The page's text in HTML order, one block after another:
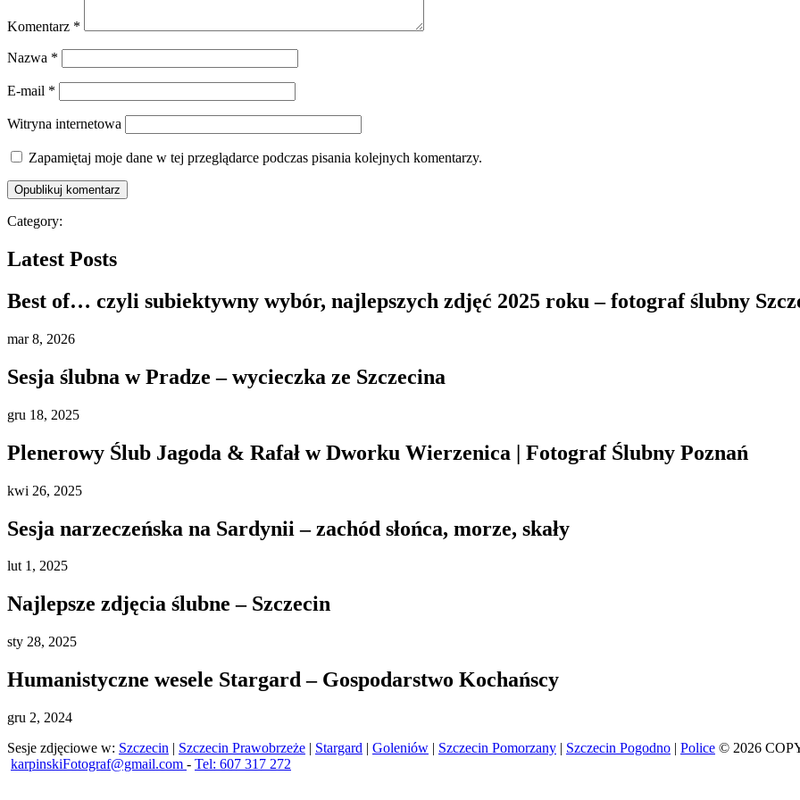
Komentarz *
Nazwa *
E-mail *
Witryna internetowa
Zapamiętaj moje dane w tej przeglądarce podczas pisania kolejnych komentarzy.
Category:
Latest Posts
Best of… czyli subiektywny wybór, najlepszych zdjęć 2025 roku – fotograf ślubny
mar8, 2026
Sesja ślubna w Pradze – wycieczka ze Szczecina
gru 18, 2025
Plenerowy Ślub Jagoda & Rafał w Dworku Wierzenica | Fotograf Ślubny Poznań
kwi 26, 2025
Sesja narzeczeńska na Sardynii – zachód słońca, morze, skały
lut1, 2025
Najlepsze zdjęcia ślubne – Szczecin
sty 28, 2025
Humanistyczne wesele Stargard – Gospodarstwo Kochańscy
gru 2, 2024
Sesje zdjęciowe w: Szczecin | Szczecin Prawobrzeże | Stargard | Goleniów | Szczecin Pomorzany | Szczecin Pogodno | Police © 2026
karpinskiFotograf@gmail.com - Tel: 607 317 272